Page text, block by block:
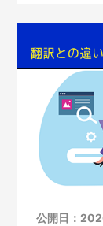
公開日：